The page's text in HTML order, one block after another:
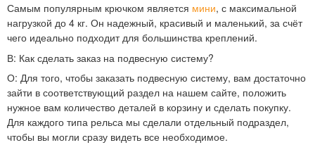
Самым популярным крючком является мини, с максимальной
нагрузкой до 4 кг. Он надежный, красивый и маленький, за счёт
чего идеально подходит для большинства креплений.
В: Как сделать заказ на подвесную систему?
О: Для того, чтобы заказать подвесную систему, вам достаточно
зайти в соответствующий раздел на нашем сайте, положить
нужное вам количество деталей в корзину и сделать покупку.
Для каждого типа рельса мы сделали отдельный подраздел,
чтобы вы могли сразу видеть все необходимое.